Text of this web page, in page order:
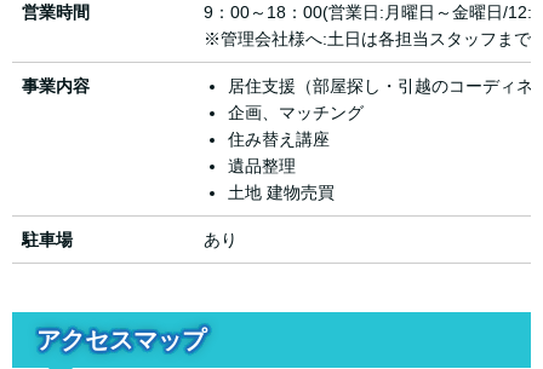
営業時間
9：00～18：00(営業日:月曜日～金曜日/
※管理会社様へ:土日は各担当スタッフまで
事業内容
居住支援（部屋探し・引越のコーディ
企画、マッチング
住み替え講座
遺品整理
土地 建物売買
駐車場 あり
アクセスマップ